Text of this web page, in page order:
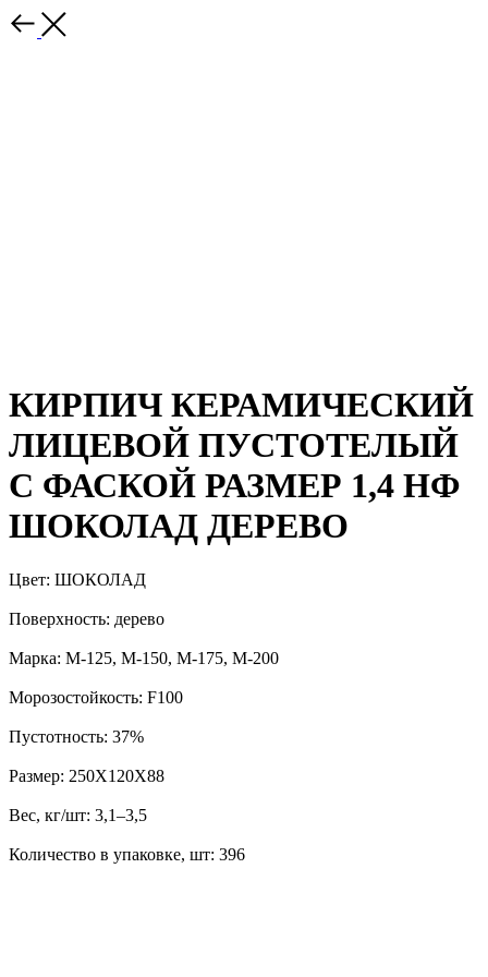
КИРПИЧ КЕРАМИЧЕСКИЙ
ЛИЦЕВОЙ ПУСТОТЕЛЫЙ
С ФАСКОЙ РАЗМЕР 1,4 НФ
ШОКОЛАД ДЕРЕВО
Цвет: ШОКОЛАД
Поверхность: дерево
Марка: М-125, М-150, М-175, М-200
Морозостойкость: F100
Пустотность: 37%
Размер: 250Х120Х88
Вес, кг/шт: 3,1–3,5
Количество в упаковке, шт: 396